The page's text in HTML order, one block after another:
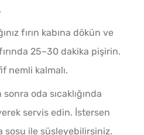
fırın kabına dökün ve
fırında 25–30 dakika pişirin.
nemli kalmalı.
sonra oda sıcaklığında
servis edin. İstersen
sosu ile süsleyebilirsiniz.